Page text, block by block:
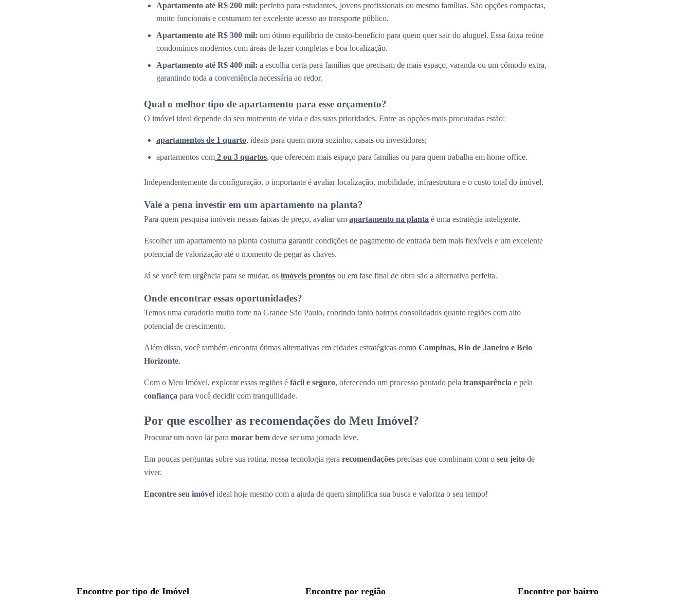
Apartamento até R$ 200 mil: perfeito para estudantes, jovens profissionais ou mesmo famílias. São opções compactas,
muito funcionais e costumam ter excelente acesso ao transporte público.
Apartamento até R$ 300 mil: um ótimo equilíbrio de custo-benefício para quem quer sair do aluguel. Essa faixa reúne
condomínios modernos com áreas de lazer completas e boa localização.
Apartamento até R$ 400 mil: a escolha certa para famílias que precisam de mais espaço, varanda ou um cômodo extra,
garantindo toda a conveniência necessária ao redor.
Qual o melhor tipo de apartamento para esse orçamento?
O imóvel ideal depende do seu momento de vida e das suas prioridades. Entre as opções mais procuradas estão:
apartamentos de 1 quarto, ideais para quem mora sozinho, casais ou investidores;
apartamentos com 2 ou 3 quartos, que oferecem mais espaço para famílias ou para quem trabalha em home office.
Independentemente da configuração, o importante é avaliar localização, mobilidade, infraestrutura e o custo total do imóvel.
Vale a pena investir em um apartamento na planta?
Para quem pesquisa imóveis nessas faixas de preço, avaliar um apartamento na planta é uma estratégia inteligente.
Escolher um apartamento na planta costuma garantir condições de pagamento de entrada bem mais flexíveis e um excelente
potencial de valorização até o momento de pegar as chaves.
Já se você tem urgência para se mudar, os imóveis prontos ou em fase final de obra são a alternativa perfeita.
Onde encontrar essas oportunidades?
Temos uma curadoria muito forte na Grande São Paulo, cobrindo tanto bairros consolidados quanto regiões com alto
potencial de crescimento.
Além disso, você também encontra ótimas alternativas em cidades estratégicas como Campinas, Rio de Janeiro e Belo
Horizonte.
Com o Meu Imóvel, explorar essas regiões é fácil e seguro, oferecendo um processo pautado pela transparência e pela
confiança para você decidir com tranquilidade.
Por que escolher as recomendações do Meu Imóvel?
Procurar um novo lar para morar bem deve ser uma jornada leve.
Em poucas perguntas sobre sua rotina, nossa tecnologia gera recomendações precisas que combinam com o seu jeito de
viver.
Encontre seu imóvel ideal hoje mesmo com a ajuda de quem simplifica sua busca e valoriza o seu tempo!
Encontre por tipo de Imóvel Encontre por região Encontre por bairro